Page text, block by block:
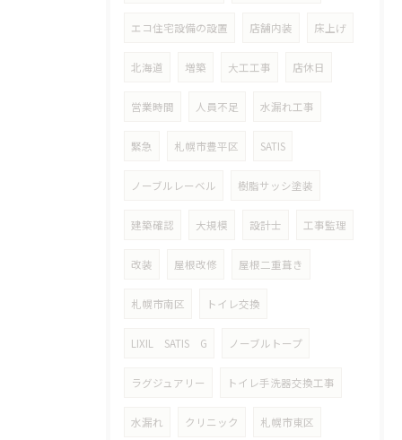
エコ住宅設備の設置 店舗内装 床上げ
北海道 増築 大工工事 店休日
営業時間 人員不足 水漏れ工事
緊急 札幌市豊平区 SATIS
ノーブルレーベル 樹脂サッシ塗装
建築確認 大規模 設計士 工事監理
改装 屋根改修 屋根二重葺き
札幌市南区 トイレ交換
LIXIL SATIS G ノーブルトープ
ラグジュアリー トイレ手洗器交換工事
水漏れ クリニック 札幌市東区